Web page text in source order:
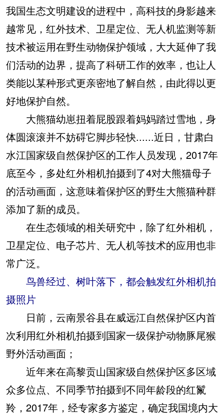
我国生态文明建设的进程中，高科技的身影越来
越常见，红外技术、卫星定位、无人机监测等新
技术被运用在野生动物保护领域，大大延伸了我
们活动的边界，提高了科研工作的效率，也让人
类能以某种形式更亲密地了解自然，由此得以更
好地保护自然。
大熊猫幼崽扭着屁股跟着妈妈踏过雪地，身
体圆滚滚并不妨碍它脚步轻快......近日，甘肃白
水江国家级自然保护区的工作人员发现，2017年
底至今，多处红外相机拍摄到了4对大熊猫母子
的活动画面，这意味着保护区的野生大熊猫种群
添加了新的成员。
在生态领域的相关研究中，除了红外相机，
卫星定位、电子芯片、无人机等技术的应用也非
常广泛。
鸟兽经过、树叶落下，都会触发红外相机拍
摄照片
日前，云南景谷县在威远江自然保护区内首
次利用红外相机拍摄到国家一级保护动物豚尾猴
野外活动画面；
近年来在高黎贡山国家级自然保护区多区域
众多位点、不同季节拍摄到不同年龄段的红鬣
羚，2017年，经专家多方鉴定，确定我国境内大